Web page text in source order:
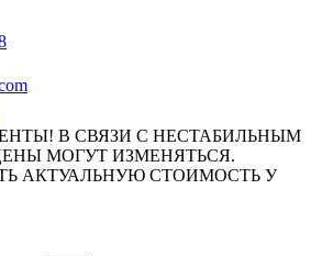
В СВЯЗИ С НЕСТАБИЛЬНЫМ
МОГУТ ИЗМЕНЯТЬСЯ.
АКТУАЛЬНУЮ СТОИМОСТЬ У